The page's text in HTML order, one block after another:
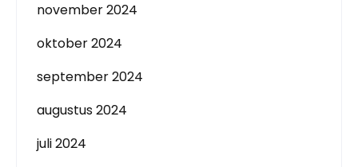
november 2024
oktober 2024
september 2024
augustus 2024
juli 2024